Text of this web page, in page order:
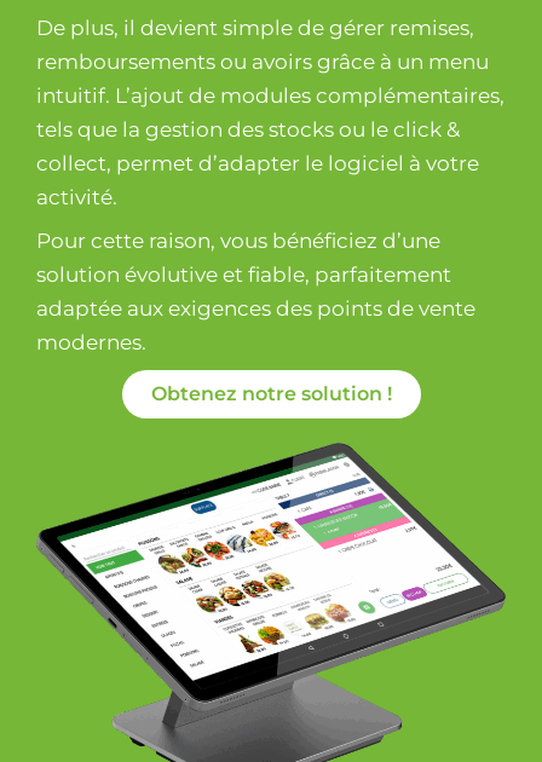
De plus, il devient simple de gérer remises,
remboursements ou avoirs grâce à un menu
intuitif. L’ajout de modules complémentaires,
tels que la gestion des stocks ou le click &
collect, permet d’adapter le logiciel à votre
activité.
Pour cette raison, vous bénéficiez d’une
solution évolutive et fiable, parfaitement
adaptée aux exigences des points de vente
modernes.
Obtenez notre solution !